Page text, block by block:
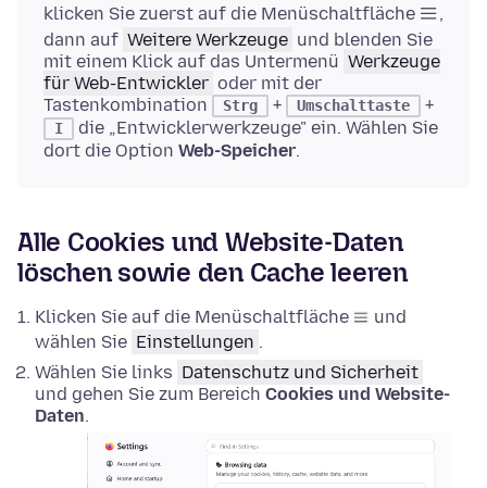
klicken Sie zuerst auf die Menüschaltfläche
,
dann auf Weitere Werkzeuge und blenden Sie
mit einem Klick auf das Untermenü Werkzeuge
für Web-Entwickler oder mit der
Tastenkombination
Strg + Umschalttaste +
I
die „Entwicklerwerkzeuge" ein. Wählen Sie
dort die Option Web-Speicher.
Alle Cookies und Website-Daten
löschen sowie den Cache leeren
Klicken Sie auf die Menüschaltfläche
und
wählen Sie Einstellungen .
Wählen Sie links Datenschutz und Sicherheit
und gehen Sie zum Bereich Cookies und Website-
Daten.